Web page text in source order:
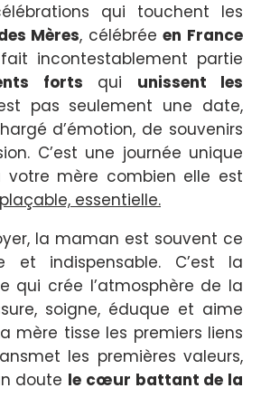
qui touchent les
Mères, célébréeen France
incontestablement partie
forts qui unissent les
pas seulement une date,
d’émotion, de souvenirs
C’est une journée unique
votre mère combien elle est
essentielle.
la maman est souvent ce
et indispensable. C’est la
qui crée l’atmosphère de la
soigne, éduque et aime
mère tisse les premiers liens
les premières valeurs,
doute le cœur battant de la